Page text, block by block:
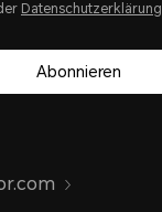
Datenschutzerklärung
Abonnieren